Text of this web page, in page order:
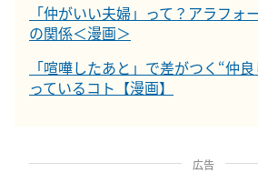
「仲がいい夫婦」って？アラフォ
の関係＜漫画＞
「喧嘩したあと」で差がつく“仲
っているコト【漫画】
広告